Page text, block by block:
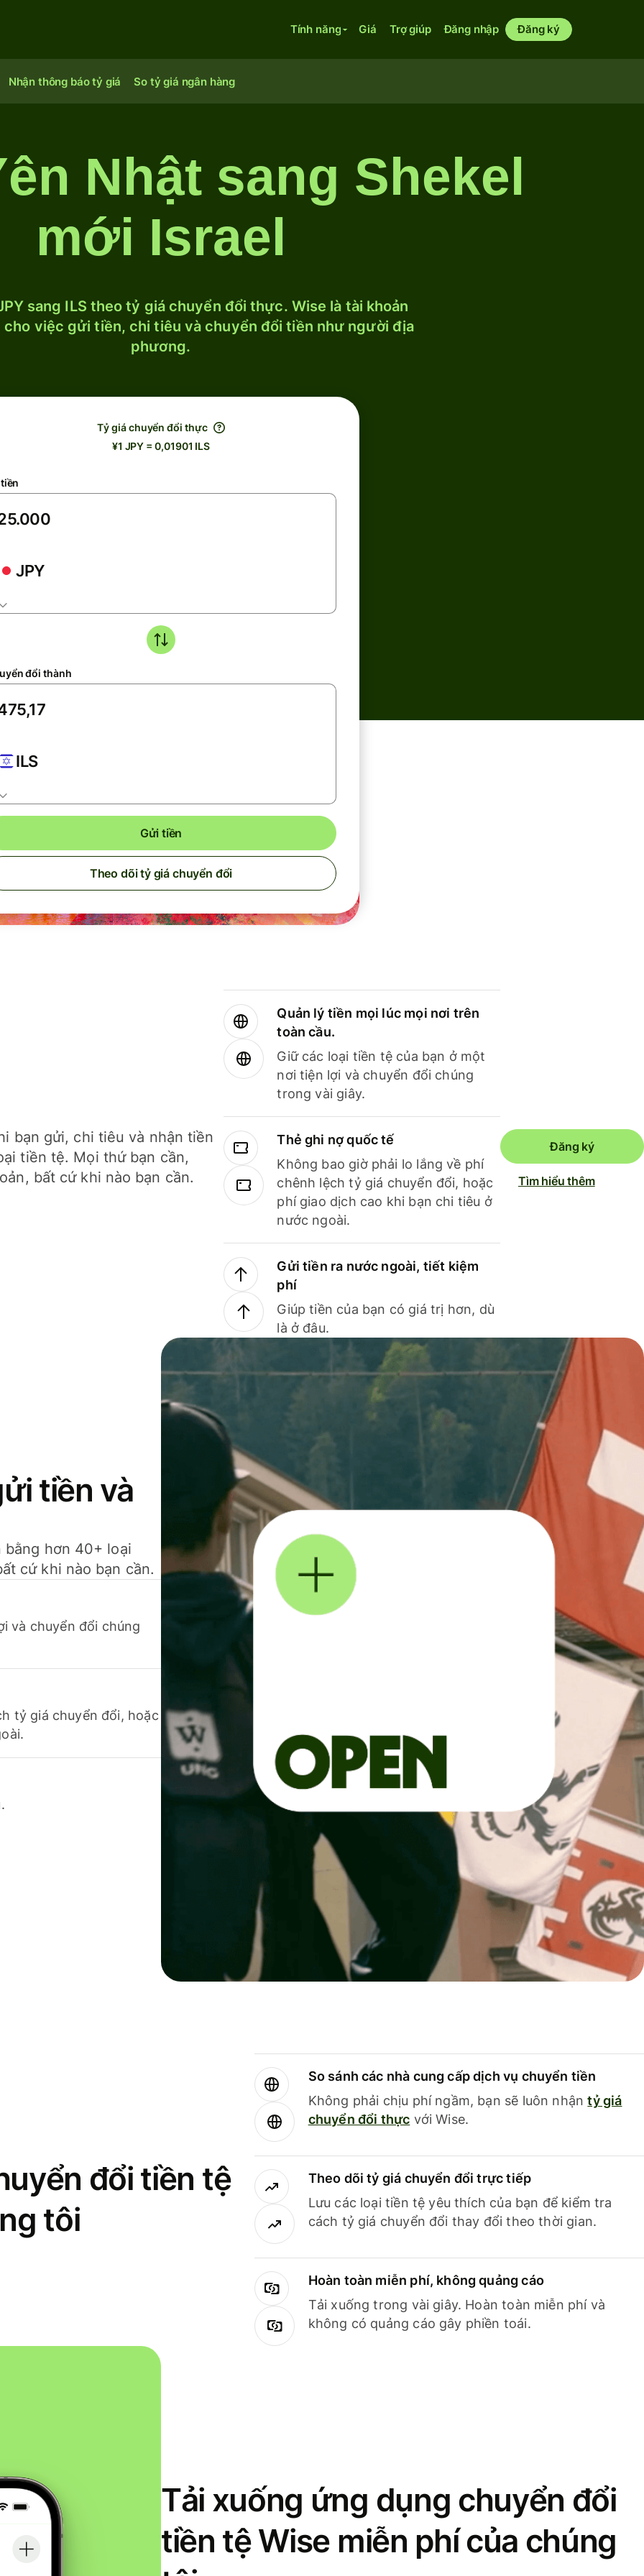
Tính năng Giá Trợ giúp Đăng nhập Đăng ký
Nhận thông báo tỷ giá So tỷ giá ngân hàng
Nhật sang Shekel
mới Israel
sang ILS theo tỷ giá chuyển đổi thực. Wise là tài khoản
việc gửi tiền, chi tiêu và chuyển đổi tiền như người địa
phương.
Tỷ giá chuyển đổi thực
¥1 JPY = 0,01901 ILS
JPY
đổi thành
ILS
Gửi tiền
Theo dõi tỷ giá chuyển đổi
bạn gửi, chi tiêu và nhận tiền
tiền tệ. Mọi thứ bạn cần,
bất cứ khi nào bạn cần.
Quản lý tiền mọi lúc mọi nơi trên
toàn cầu.
Giữ các loại tiền tệ của bạn ở một
nơi tiện lợi và chuyển đổi chúng
trong vài giây.
Thẻ ghi nợ quốc tế
Không bao giờ phải lo lắng về phí
chênh lệch tỷ giá chuyển đổi, hoặc
phí giao dịch cao khi bạn chi tiêu ở
nước ngoài.
Gửi tiền ra nước ngoài, tiết kiệm
phí
Giúp tiền của bạn có giá trị hơn, dù
là ở đâu.
Đăng ký
Tìm hiểu thêm
tiền và
hơn 40+ loại
cứ khi nào bạn cần.
và chuyển đổi chúng
tỷ giá chuyển đổi, hoặc
đổi tiền tệ
tôi
So sánh các nhà cung cấp dịch vụ chuyển tiền
Không phải chịu phí ngầm, bạn sẽ luôn nhậntỷ giá
chuyển đổi thực với Wise.
Theo dõi tỷ giá chuyển đổi trực tiếp
Lưu các loại tiền tệ yêu thích của bạn để kiểm tra
cách tỷ giá chuyển đổi thay đổi theo thời gian.
Hoàn toàn miễn phí, không quảng cáo
Tải xuống trong vài giây. Hoàn toàn miễn phí và
không có quảng cáo gây phiền toái.
Tải xuống ứng dụng chuyển đổi
tiền tệ Wise miễn phí của chúng